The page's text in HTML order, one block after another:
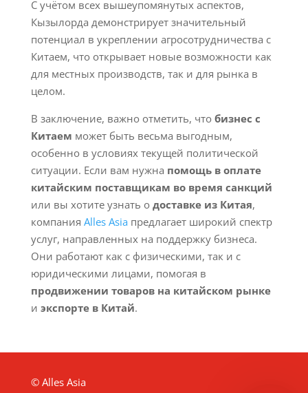
С учётом всех вышеупомянутых аспектов,
Кызылорда демонстрирует значительный
потенциал в укреплении агросотрудничества с
Китаем, что открывает новые возможности как
для местных производств, так и для рынка в
целом.
В заключение, важно отметить, что бизнес с
Китаем может быть весьма выгодным,
особенно в условиях текущей политической
ситуации. Если вам нужна помощь в оплате
китайским поставщикам во время санкций
или вы хотите узнать о доставке из Китая,
компания Alles Asia предлагает широкий спектр
услуг, направленных на поддержку бизнеса.
Они работают как с физическими, так и с
юридическими лицами, помогая в
продвижении товаров на китайском рынке
и экспорте в Китай.
© Alles Asia